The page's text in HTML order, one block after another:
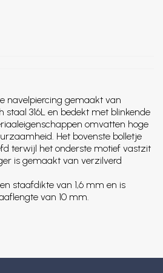
navelpiercing gemaakt van
316L en bedekt met blinkende
omvatten hoge
Het bovenste bolletje
terwijl het onderste motief vastzit
is gemaakt van verzilverd
staafdikte van 1,6 mm en is
van 10 mm.